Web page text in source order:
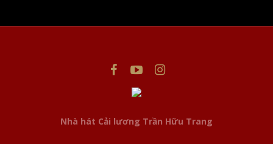
Nhà hát Cải lương Trần Hữu Trang
assume you're ok with this, but you can opt-out if you wish.